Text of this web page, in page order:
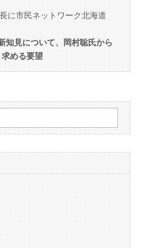
に市民ネットワーク北海道
知見について、岡村聡氏から
める要望